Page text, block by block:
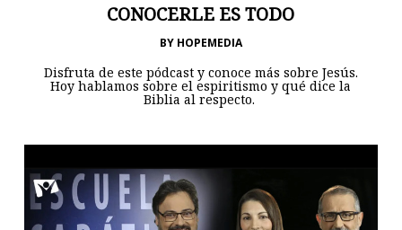
CONOCERLE ES TODO
BY HOPEMEDIA
Disfruta de este pódcast y conoce más sobre Jesús.
Hoy hablamos sobre el espiritismo y qué dice la
Biblia al respecto.